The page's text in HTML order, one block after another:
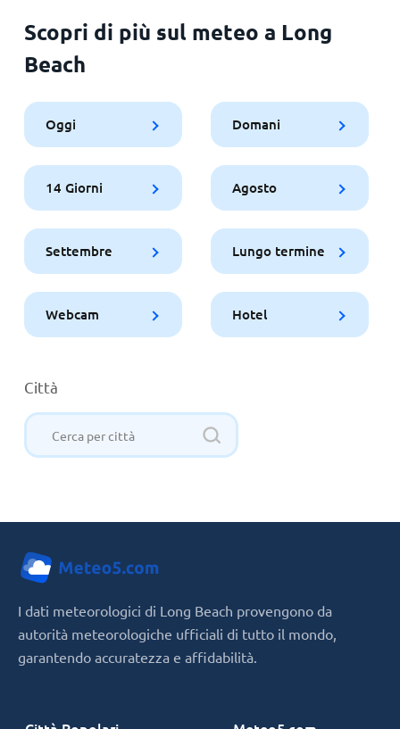
Scopri di più sul meteo a Long
Beach
Oggi Domani
14 Giorni Agosto
Settembre Lungo termine
Webcam Hotel
Città
I dati meteorologici di Long Beach provengono da
autorità meteorologiche ufficiali di tutto il mondo,
garantendo accuratezza e affidabilità.